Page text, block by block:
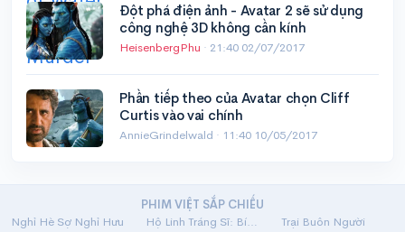
Đột phá điện ảnh - Avatar 2 sẽ sử dụng
công nghệ 3D không cần kính
HeisenbergPhu · 21:40 02/07/2017
Phần tiếp theo của Avatar chọn Cliff
Curtis vào vai chính
AnnieGrindelwald · 11:40 10/05/2017
PHIM VIỆT SẮP CHIẾU
Nghỉ Hè Sợ Nghỉ Hưu
Hộ Linh Tráng Sĩ: Bí Ẩn Mộ Vua Đinh Trại Buôn Người